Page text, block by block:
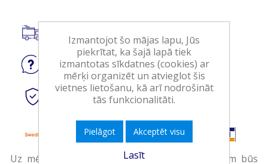
Jautājietpar produktu
Drošitiešsaistes maksājumi
Uz mēles kūstošā kartupeļu biezputra ar dillēm būs
Izmantojot šo mājas lapu, Jūs
piekrītat, ka šajā lapā tiek
izmantotas sīkdatnes (cookies) ar
mērķi organizēt un atvieglot šis
vietnes lietošanu, kā arī nodrošināt
tās funkcionalitāti.
Pielāgot Akceptēt visu
Lasīt